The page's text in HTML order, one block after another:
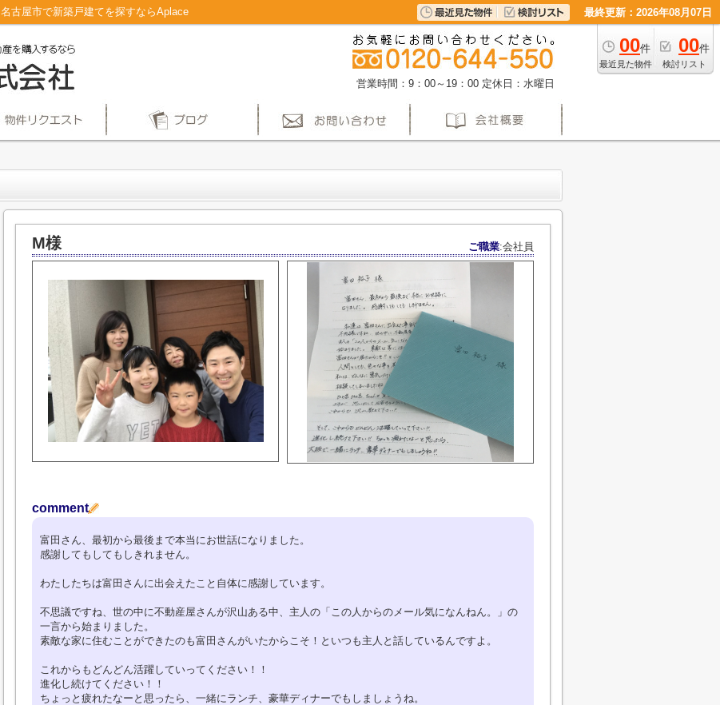
古屋市で新築戸建てを探すならAplace 最終更新：2026年08月07日
00件
最近見た物件
00件
検討リスト
営業時間：9：00～19：00 定休日：水曜日
M様 ご職業:会社員
comment
富田さん、最初から最後まで本当にお世話になりました。
感謝してもしてもしきれません。
わたしたちは富田さんに出会えたこと自体に感謝しています。
不思議ですね、世の中に不動産屋さんが沢山ある中、主人の「この人からのメール気になんねん。」の
一言から始まりました。
素敵な家に住むことができたのも富田さんがいたからこそ！といつも主人と話しているんですよ。
これからもどんどん活躍していってください！！
進化し続けてください！！
ちょっと疲れたなーと思ったら、一緒にランチ、豪華ディナーでもしましょうね。